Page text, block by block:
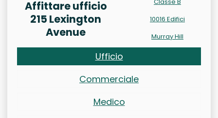
Affittare ufficio
215 Lexington
Avenue
10016 Edifici
Murray Hill
Ufficio
Commerciale
Medico